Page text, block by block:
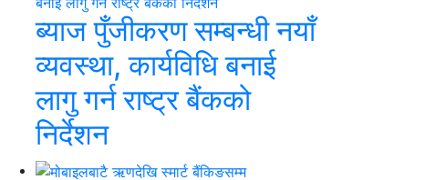
ब्याज पुँजीकरण सम्बन्धी नयाँ
व्यवस्था, कार्यविधि बनाई
लागु गर्न राष्ट्र बैंकको
निर्देशन